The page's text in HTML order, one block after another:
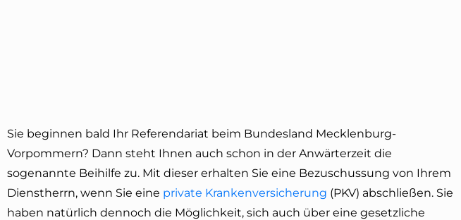
Sie beginnen bald Ihr Referendariat beim Bundesland Mecklenburg-
Vorpommern? Dann steht Ihnen auch schon in der Anwärterzeit die
sogenannte Beihilfe zu. Mit dieser erhalten Sie eine Bezuschussung von Ihrem
Dienstherrn, wenn Sie eine private Krankenversicherung (PKV) abschließen. Sie
haben natürlich dennoch die Möglichkeit, sich auch über eine gesetzliche